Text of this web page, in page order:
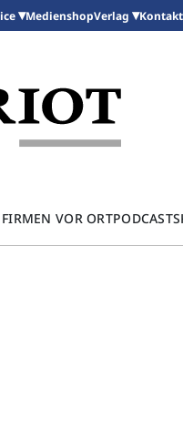
MedienshopVerlag Kontakt
FIRMEN VOR ORTPODCASTS